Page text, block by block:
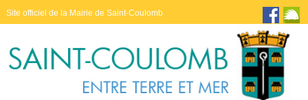
Site officiel de la Mairie de Saint-Coulomb